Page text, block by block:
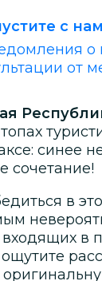
с
о
от
синее
сочетание!
в
входящих в